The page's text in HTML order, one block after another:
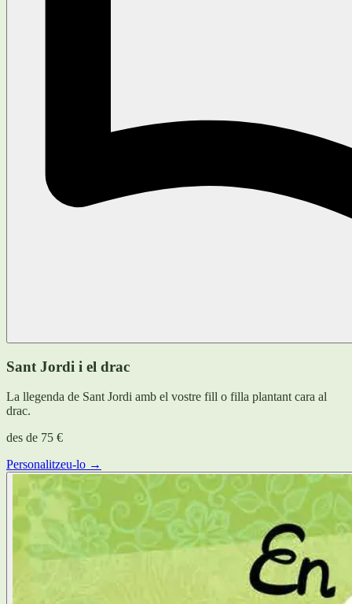
Sant Jordi i el drac
La llegenda de Sant Jordi amb el vostre fill o filla plantant cara al
drac.
des de 75 €
Personalitzeu-lo →